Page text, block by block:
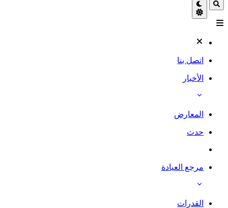
اتصل بنا
الأخبار
المعارض
حدث
مرجع العيادة
القدرات